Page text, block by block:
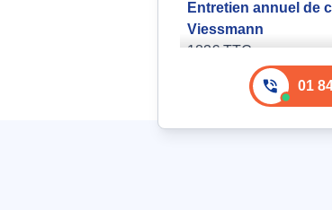
Entretien annuel de
Viessmann
183€ TTC
aux alentours de Rue
Seine (78290)
01